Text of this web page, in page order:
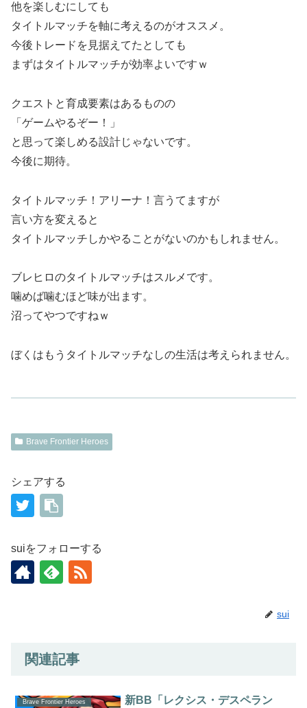
他を楽しむにしても
タイトルマッチを軸に考えるのがオススメ。
今後トレードを見据えてたとしても
まずはタイトルマッチが効率よいですｗ
クエストと育成要素はあるものの
「ゲームやるぞー！」
と思って楽しめる設計じゃないです。
今後に期待。
タイトルマッチ！アリーナ！言うてますが
言い方を変えると
タイトルマッチしかやることがないのかもしれません。
ブレヒロのタイトルマッチはスルメです。
噛めば噛むほど味が出ます。
沼ってやつですねｗ
ぼくはもうタイトルマッチなしの生活は考えられません。
Brave Frontier Heroes
シェアする
suiをフォローする
sui
関連記事
Brave Frontier Heroes
新BB「レクシス・デスペラン